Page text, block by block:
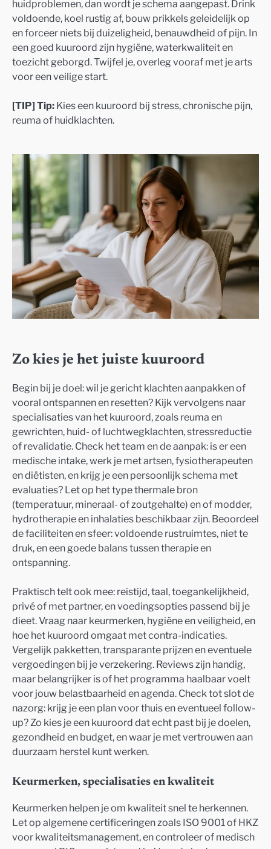
huidproblemen, dan wordt je schema aangepast. Drink
voldoende, koel rustig af, bouw prikkels geleidelijk op
en forceer niets bij duizeligheid, benauwdheid of pijn. In
een goed kuuroord zijn hygiëne, waterkwaliteit en
toezicht geborgd. Twijfel je, overleg vooraf met je arts
voor een veilige start.
[TIP] Tip: Kies een kuuroord bij stress, chronische pijn,
reuma of huidklachten.
Zo kies je het juiste kuuroord
Begin bij je doel: wil je gericht klachten aanpakken of
vooral ontspannen en resetten? Kijk vervolgens naar
specialisaties van het kuuroord, zoals reuma en
gewrichten, huid- of luchtwegklachten, stressreductie
of revalidatie. Check het team en de aanpak: is er een
medische intake, werk je met artsen, fysiotherapeuten
en diëtisten, en krijg je een persoonlijk schema met
evaluaties? Let op het type thermale bron
(temperatuur, mineraal- of zoutgehalte) en of modder,
hydrotherapie en inhalaties beschikbaar zijn. Beoordeel
de faciliteiten en sfeer: voldoende rustruimtes, niet te
druk, en een goede balans tussen therapie en
ontspanning.
Praktisch telt ook mee: reistijd, taal, toegankelijkheid,
privé of met partner, en voedingsopties passend bij je
dieet. Vraag naar keurmerken, hygiëne en veiligheid, en
hoe het kuuroord omgaat met contra-indicaties.
Vergelijk pakketten, transparante prijzen en eventuele
vergoedingen bij je verzekering. Reviews zijn handig,
maar belangrijker is of het programma haalbaar voelt
voor jouw belastbaarheid en agenda. Check tot slot de
nazorg: krijg je een plan voor thuis en eventueel follow-
up? Zo kies je een kuuroord dat echt past bij je doelen,
gezondheid en budget, en waar je met vertrouwen aan
duurzaam herstel kunt werken.
Keurmerken, specialisaties en kwaliteit
Keurmerken helpen je om kwaliteit snel te herkennen.
Let op algemene certificeringen zoals ISO 9001 of HKZ
voor kwaliteitsmanagement, en controleer of medisch